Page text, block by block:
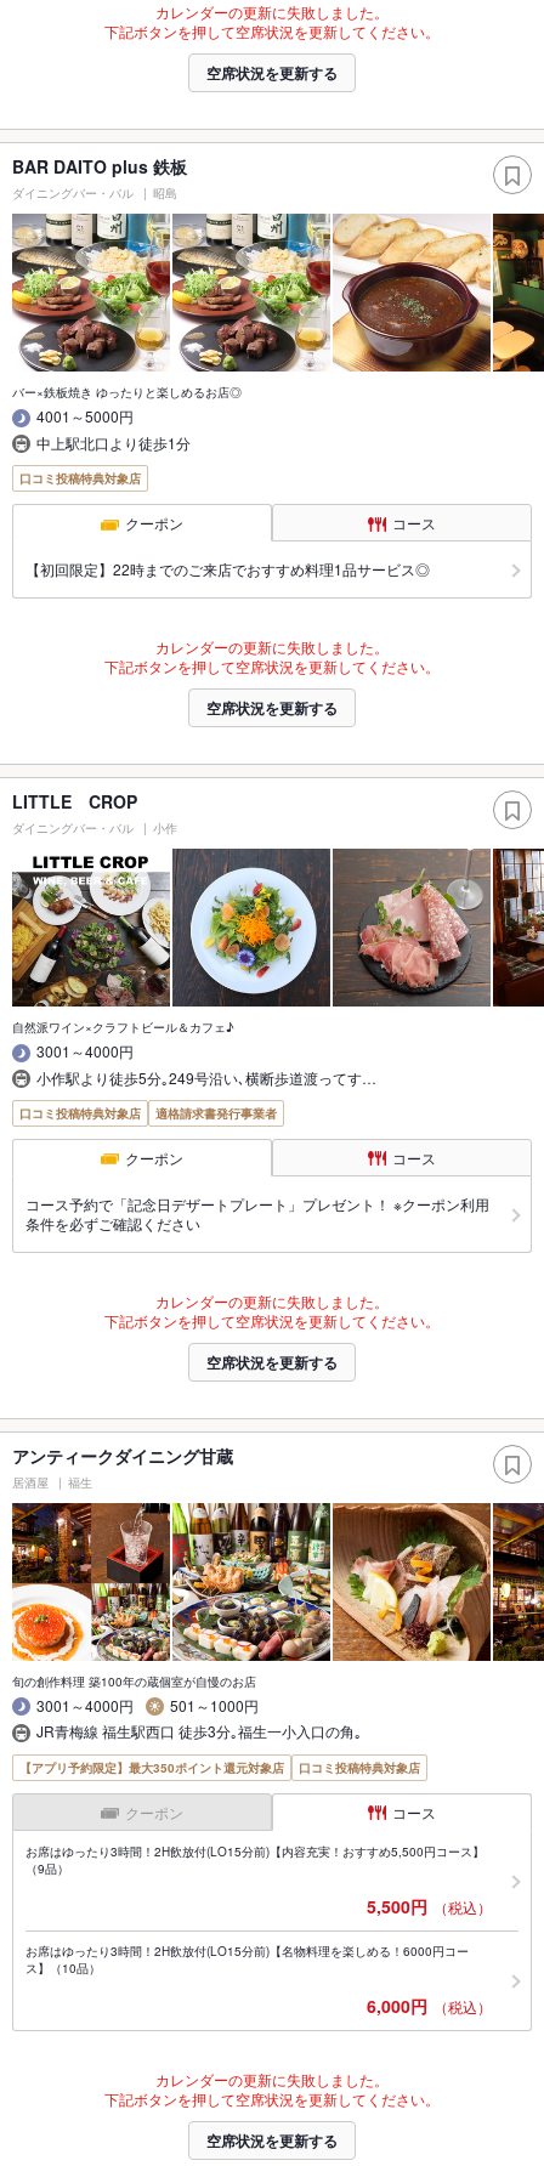
カレンダーの更新に失敗しました。
下記ボタンを押して空席状況を更新してください。
空席状況を更新する
BAR DAITO plus 鉄板
ダイニングバー・バル 昭島
バー×鉄板焼き ゆったりと楽しめるお店◎
4001～5000円
中上駅北口より徒歩1分
口コミ投稿特典対象店
クーポン コース
【初回限定】22時までのご来店でおすすめ料理1品サービス◎
カレンダーの更新に失敗しました。
下記ボタンを押して空席状況を更新してください。
空席状況を更新する
LITTLE CROP
ダイニングバー・バル 小作
自然派ワイン×クラフトビール＆カフェ♪
3001～4000円
小作駅より徒歩5分｡249号沿い､横断歩道渡ってす…
口コミ投稿特典対象店 適格請求書発行事業者
クーポン コース
コース予約で「記念日デザートプレート」プレゼント！ ※クーポン利用
条件を必ずご確認ください
カレンダーの更新に失敗しました。
下記ボタンを押して空席状況を更新してください。
空席状況を更新する
アンティークダイニング甘蔵
居酒屋 福生
旬の創作料理 築100年の蔵個室が自慢のお店
3001～4000円
501～1000円
JR青梅線 福生駅西口 徒歩3分｡福生一小入口の角｡
【アプリ予約限定】最大350ポイント還元対象店 口コミ投稿特典対象店
クーポン コース
お席はゆったり3時間！2H飲放付(LO15分前)【内容充実！おすすめ5,500円コース】
（9品）
5,500円 （税込）
お席はゆったり3時間！2H飲放付(LO15分前)【名物料理を楽しめる！6000円コー
ス】（10品）
6,000円 （税込）
カレンダーの更新に失敗しました。
下記ボタンを押して空席状況を更新してください。
空席状況を更新する